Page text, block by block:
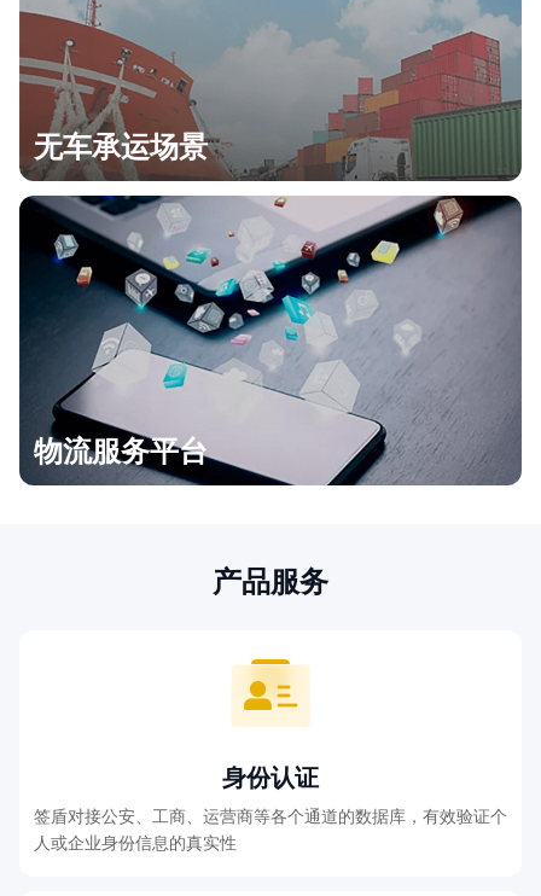
无车承运场景
物流服务平台
产品服务
身份认证
签盾对接公安、工商、运营商等各个通道的数据库，有效验证个
人或企业身份信息的真实性